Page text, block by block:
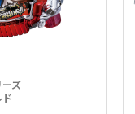
ズ